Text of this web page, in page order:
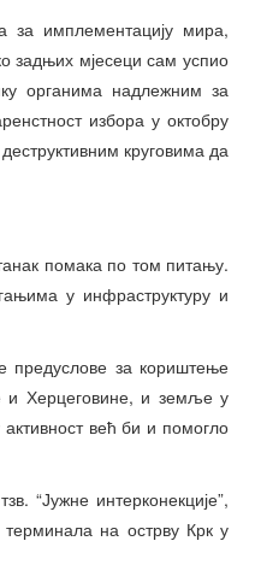
за имплементацију мира,
задњих мјесеци сам успио
органима надлежним за
избора у октобру
круговима да
помака по том питању.
у инфраструктуру и
предуслове за кориштење
и Херцеговине, и земље у
већ би и помогло
“Јужне интерконекције”,
на острву Крк у